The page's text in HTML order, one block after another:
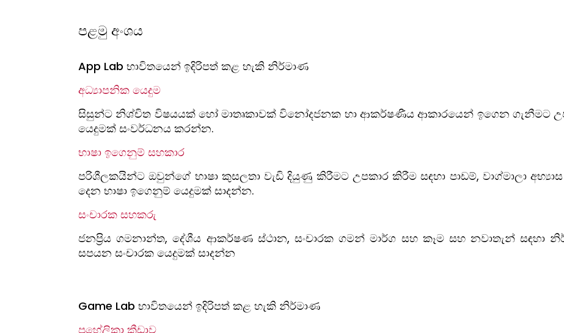
පළමු අංශය
App Lab භාවිතයෙන් ඉදිරිපත් කළ හැකි නිර්මාණ
අධ්‍යාපනික යෙදුම
සිසුන්ට නිශ්චිත විෂයයක් හෝ මාතෘකාවක් විනෝදජනක හා ආකර්ෂණීය ආකාරයෙන් ඉගෙන ගැනීමට
යෙදුමක් සංවර්ධනය කරන්න.
භාෂා ඉගෙනුම් සහකාර
පරිශීලකයින්ට ඔවුන්ගේ භාෂා කුසලතා වැඩි දියුණු කිරීමට උපකාර කිරීම සඳහා පාඩම්, වාග්මාලා අභ්‍යාස
දෙන භාෂා ඉගෙනුම් යෙදුමක් සාදන්න.
සංචාරක සහකරු
ජනප්‍රිය ගමනාන්ත, දේශීය ආකර්ෂණ ස්ථාන, සංචාරක ගමන් මාර්ග සහ කෑම සහ නවාතැන් සඳහා
සපයන සංචාරක යෙදුමක් සාදන්න
Game Lab භාවිතයෙන් ඉදිරිපත් කළ හැකි නිර්මාණ
ප්‍රහේලිකා ක්‍රීඩාව